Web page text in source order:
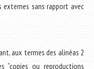
externes sans rapport avec
aux termes des alinéas 2
“copies ou reproductions